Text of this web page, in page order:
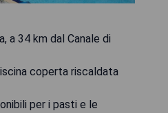
a 34 km dal Canale di
coperta riscaldata
per i pasti e le